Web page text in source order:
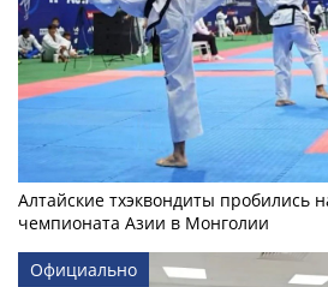
Алтайские тхэквондиты пробились
чемпионата Азии в Монголии
Официально